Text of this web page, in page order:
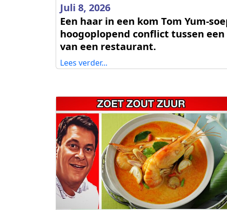
Juli 8, 2026
Een haar in een kom Tom Yum-
hoogoplopend conflict tussen
van een restaurant.
Lees verder...